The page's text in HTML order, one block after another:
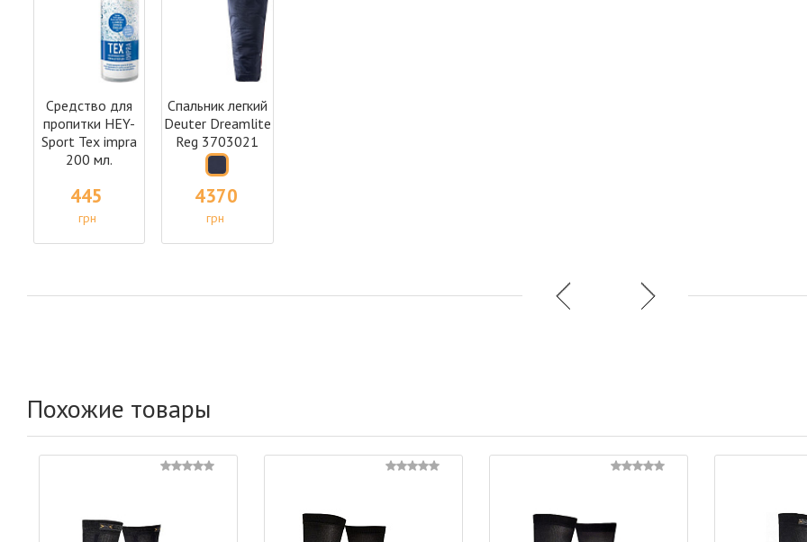
Средство для
пропитки HEY-
Sport Tex impra
200 мл.
445
грн
Спальник легкий
Deuter Dreamlite
Reg 3703021
4370
грн
Похожие товары